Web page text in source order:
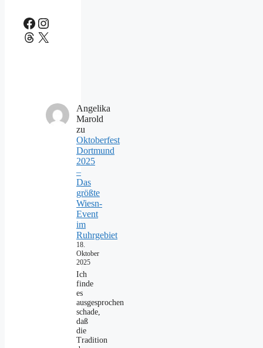
Facebook
Instagram
Threads
X
Angelika
Marold
zu
Oktoberfest
Dortmund
2025
–
Das
größte
Wiesn-
Event
im
Ruhrgebiet
18.
Oktober
2025
Ich
finde
es
ausgesprochen
schade,
daß
die
Tradition